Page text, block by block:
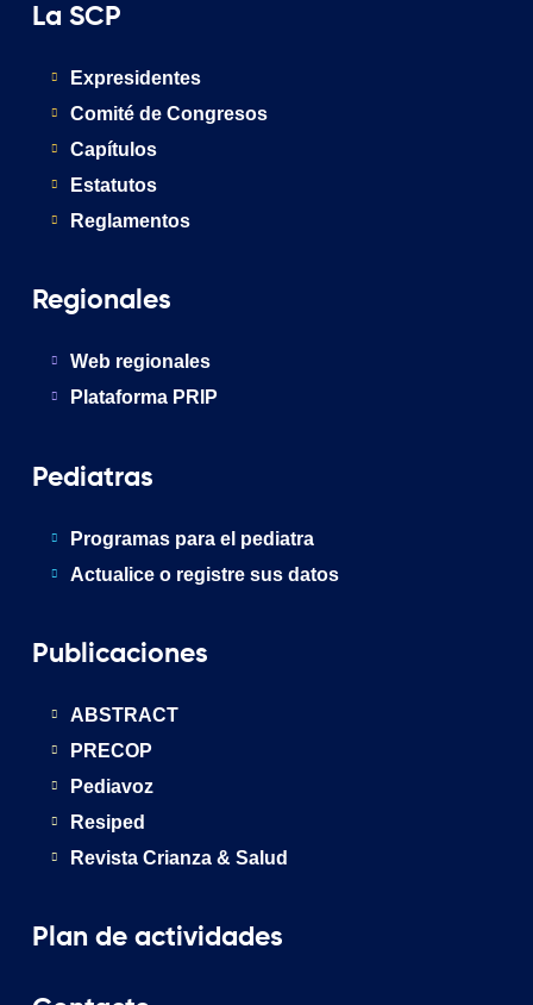
La SCP
Expresidentes
Comité de Congresos
Capítulos
Estatutos
Reglamentos
Regionales
Web regionales
Plataforma PRIP
Pediatras
Programas para el pediatra
Actualice o registre sus datos
Publicaciones
ABSTRACT
PRECOP
Pediavoz
Resiped
Revista Crianza & Salud
Plan de actividades